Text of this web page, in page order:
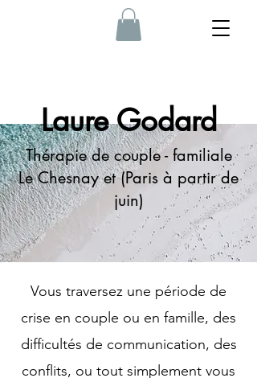
Laure Godard
Thérapie de couple - familiale
Le Chesnay et (Paris à partir de
juin)
Vous traversez une période de
crise en couple ou en famille, des
difficultés de communication, des
conflits, ou tout simplement vous